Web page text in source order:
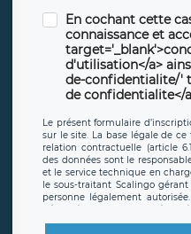
En cochant cette
connaissance et
d'utilisation</a>
de-confidentialite/'
de confidentialite</
Le présent formulaire
sur le site. La base légale de ce
relation contractuelle (article
des données sont le
et le service technique en
le sous-traitant Scalingo
personne légalement
offrant desclauses de